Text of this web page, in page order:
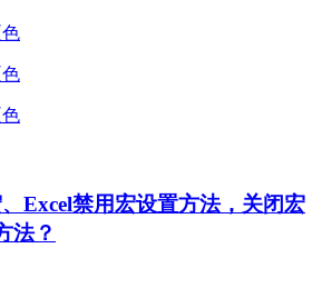
Excel禁用宏设置方法，关闭宏
法？